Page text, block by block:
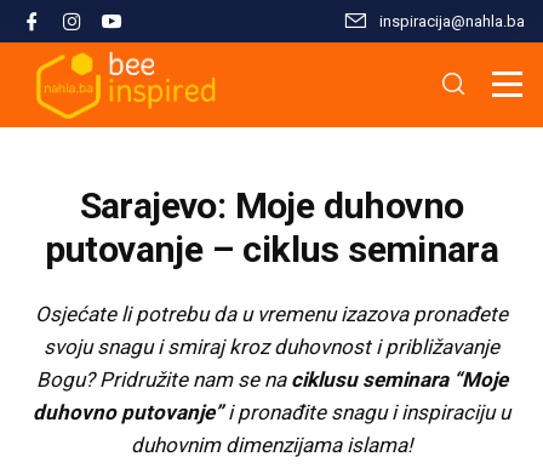
inspiracija@nahla.bа
Sarajevo: Moje duhovno
putovanje – ciklus seminara
Osjećate li potrebu da u vremenu izazova pronađete
svoju snagu i smiraj kroz duhovnost i približavanje
Bogu? Pridružite nam se na ciklusu seminara “Moje
duhovno putovanje”i pronađite snagu i inspiraciju u
duhovnim dimenzijama islama!
Misija i filozofija
Konsultanti/ice
Kontaktirajte nas
Škola islama
Hifz Kur'ana
Arapski jezik kroz Kur'an
Tematski moduli
Seminari i radionice
Osnove islama
Stopama Poslanika
Žena i islam
Islam i savremeni izazovi
Porodični život u islamu
Nahla kao inspiracija
Sloboda vjere
Analize i studije
Radni materijali
Multimedija